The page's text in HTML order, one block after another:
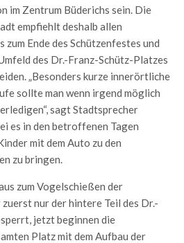
im Zentrum Büderichs sein. Die
empfiehlt deshalb allen
Ende des Schützenfestes und
des Dr.-Franz-Schütz-Platzes
„Besonders kurze innerörtliche
sollte man wenn irgend möglich
sagt Stadtsprecher
es in den betroffenen Tagen
mit dem Auto zu den
zu bringen.
zum Vogelschießen der
nur der hintere Teil des Dr.-
jetzt beginnen die
Platz mit dem Aufbau der